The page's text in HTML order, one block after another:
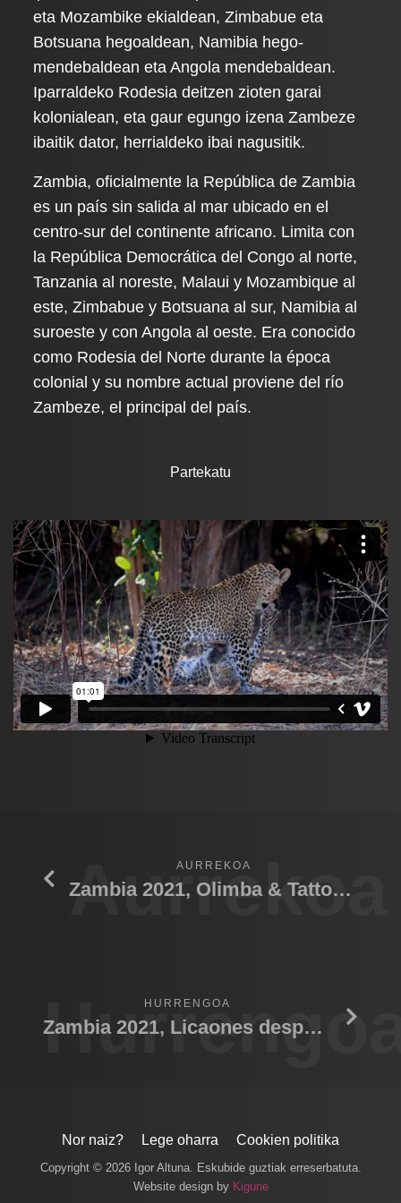
eta Mozambike ekialdean, Zimbabue eta
Botsuana hegoaldean, Namibia hego-
mendebaldean eta Angola mendebaldean.
Iparraldeko Rodesia deitzen zioten garai
kolonialean, eta gaur egungo izena Zambeze
ibaitik dator, herrialdeko ibai nagusitik.
Zambia, oficialmente la República de Zambia
es un país sin salida al mar ubicado en el
centro-sur del continente africano. Limita con
la República Democrática del Congo al norte,
Tanzania al noreste, Malaui y Mozambique al
este, Zimbabue y Botsuana al sur, Namibia al
suroeste y con Angola al oeste. Era conocido
como Rodesia del Norte durante la época
colonial y su nombre actual proviene del río
Zambeze, el principal del país.
Partekatu
Aurrekoa
AURREKOA
Zambia 2021, Olimba & Tattoo galerias
HURRENGOA
Zambia 2021, Licaones despertar
Nor naiz? Lege oharra Cookien politika
Copyright © 2026 Igor Altuna. Eskubide guztiak erreserbatuta.
Website design by Kigune